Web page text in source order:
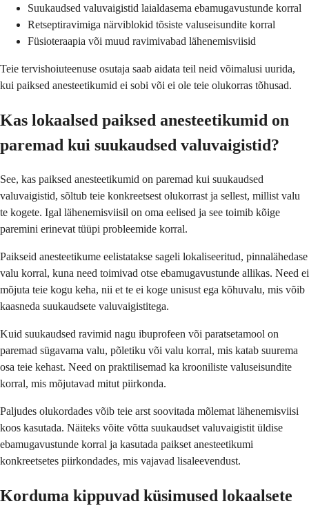
Suukaudsed valuvaigistid laialdasema ebamugavustunde korral
Retseptiravimiga närviblokid tõsiste valuseisundite korral
Füsioteraapia või muud ravimivabad lähenemisviisid
Teie tervishoiuteenuse osutaja saab aidata teil neid võimalusi uurida,
kui paiksed anesteetikumid ei sobi või ei ole teie olukorras tõhusad.
Kas lokaalsed paiksed anesteetikumid on
paremad kui suukaudsed valuvaigistid?
See, kas paiksed anesteetikumid on paremad kui suukaudsed
valuvaigistid, sõltub teie konkreetsest olukorrast ja sellest, millist valu
te kogete. Igal lähenemisviisil on oma eelised ja see toimib kõige
paremini erinevat tüüpi probleemide korral.
Paikseid anesteetikume eelistatakse sageli lokaliseeritud, pinnalähedase
valu korral, kuna need toimivad otse ebamugavustunde allikas. Need ei
mõjuta teie kogu keha, nii et te ei koge unisust ega kõhuvalu, mis võib
kaasneda suukaudsete valuvaigistitega.
Kuid suukaudsed ravimid nagu ibuprofeen või paratsetamool on
paremad sügavama valu, põletiku või valu korral, mis katab suurema
osa teie kehast. Need on praktilisemad ka krooniliste valuseisundite
korral, mis mõjutavad mitut piirkonda.
Paljudes olukordades võib teie arst soovitada mõlemat lähenemisviisi
koos kasutada. Näiteks võite võtta suukaudset valuvaigistit üldise
ebamugavustunde korral ja kasutada paikset anesteetikumi
konkreetsetes piirkondades, mis vajavad lisaleevendust.
Korduma kippuvad küsimused lokaalsete